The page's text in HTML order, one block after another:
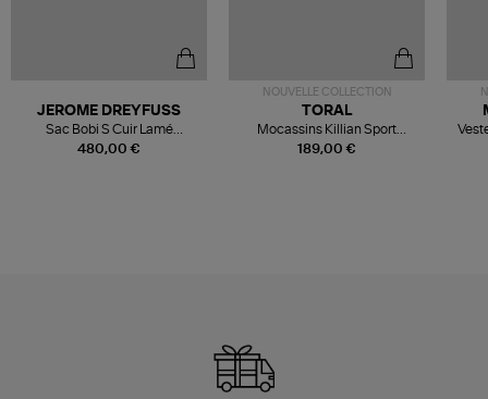
480,00 €
JEROME DREYFUSS
Sac Bobi S Cuir Lamé
Champagne
NOUVELLE COLLECTION
189,00 €
TORAL
Mocassins Killian Sport
Mousse